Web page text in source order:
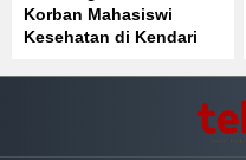
Korban Mahasiswi
Kesehatan di Kendari